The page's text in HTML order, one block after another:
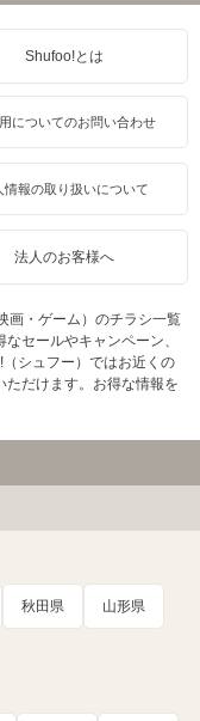
Shufoo!とは
についてのお問い合わせ
情報の取り扱いについて
法人のお客様へ
画・ゲーム）のチラシ一覧
セールやキャンペーン、
シュフー）ではお近くの
ただけます。お得な情報を
秋田県 山形県